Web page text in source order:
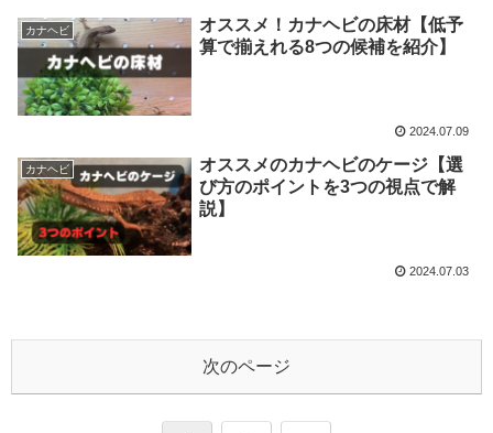
カナヘビ
オススメ！カナヘビの床材【低予
算で揃えれる8つの候補を紹介】
2024.07.09
カナヘビ
オススメのカナヘビのケージ【選
び方のポイントを3つの視点で解
説】
2024.07.03
次のページ